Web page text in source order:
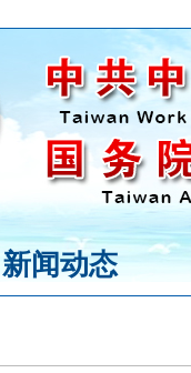
新闻动态